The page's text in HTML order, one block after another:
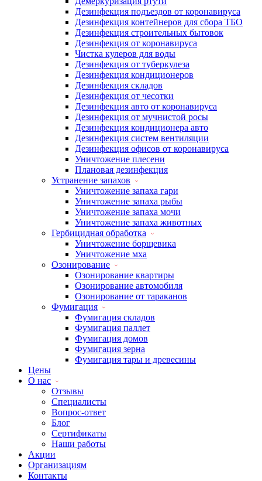
Дезинфекция подъездов от коронавируса
Дезинфекция контейнеров для сбора ТБО
Дезинфекция строительных бытовок
Дезинфекция от коронавируса
Чистка кулеров для воды
Дезинфекция от туберкулеза
Дезинфекция кондиционеров
Дезинфекция складов
Дезинфекция от чесотки
Дезинфекция авто от коронавируса
Дезинфекция от мучнистой росы
Дезинфекция кондиционера авто
Дезинфекция систем вентиляции
Дезинфекция офисов от коронавируса
Уничтожение плесени
Плановая дезинфекция
Устранение запахов
Уничтожение запаха гари
Уничтожение запаха рыбы
Уничтожение запаха мочи
Уничтожение запаха животных
Гербицидная обработка
Уничтожение борщевика
Уничтожение мха
Озонирование
Озонирование квартиры
Озонирование автомобиля
Озонирование от тараканов
Фумигация
Фумигация складов
Фумигация паллет
Фумигация домов
Фумигация зерна
Фумигация тары и древесины
Цены
О нас
Отзывы
Специалисты
Вопрос-ответ
Блог
Сертификаты
Наши работы
Акции
Организациям
Контакты